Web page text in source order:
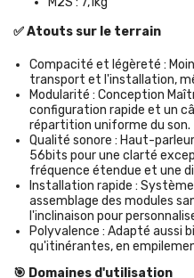
✅ Atouts sur le terrain
Compacité et légèreté :
transport et l'installation,
Modularité : Conception
configuration rapide et un
répartition uniforme du son.
Qualité sonore : Haut-
56bits pour une clarté
fréquence étendue et une
Installation rapide :
assemblage des modules
l'inclinaison pour
Polyvalence : Adapté aussi
qu'itinérantes, en
🎯 Domaines d'utilisation